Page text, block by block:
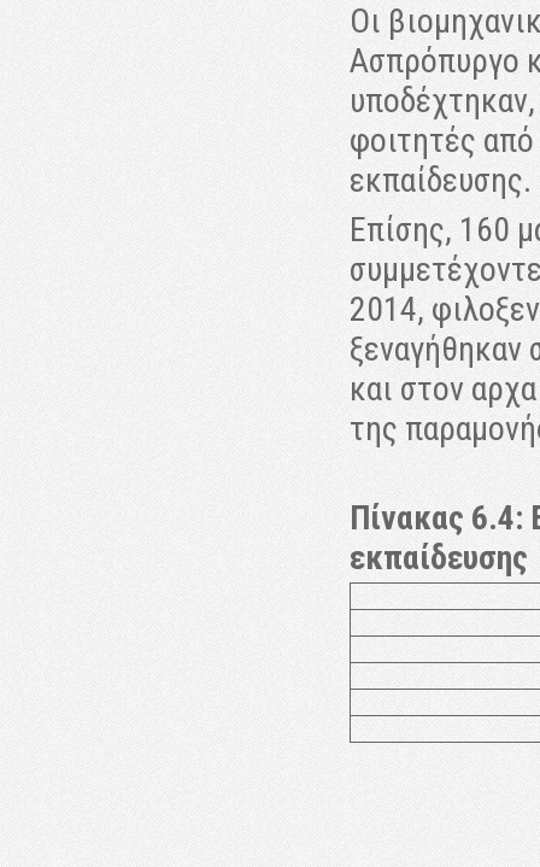
Οι
Ασπρόπυργο
φοιτητές
εκπαίδευσης.
Επίσης, 160
2014,
ξεναγήθηκαν
και στον
της
Πίνακας 6.4:
εκπαίδευσης